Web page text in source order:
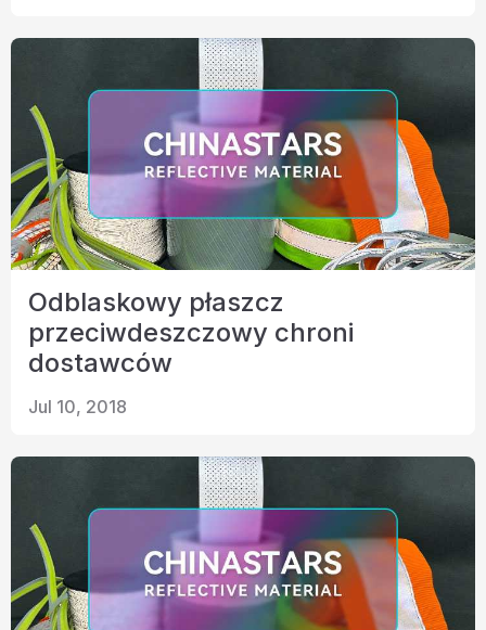
Odblaskowy płaszcz
przeciwdeszczowy chroni
dostawców
Jul 10, 2018